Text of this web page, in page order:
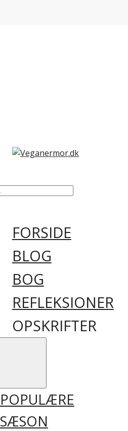
FORSIDE
BLOG
BOG
REFLEKSIONER
OPSKRIFTER
POPULÆRE
SÆSON